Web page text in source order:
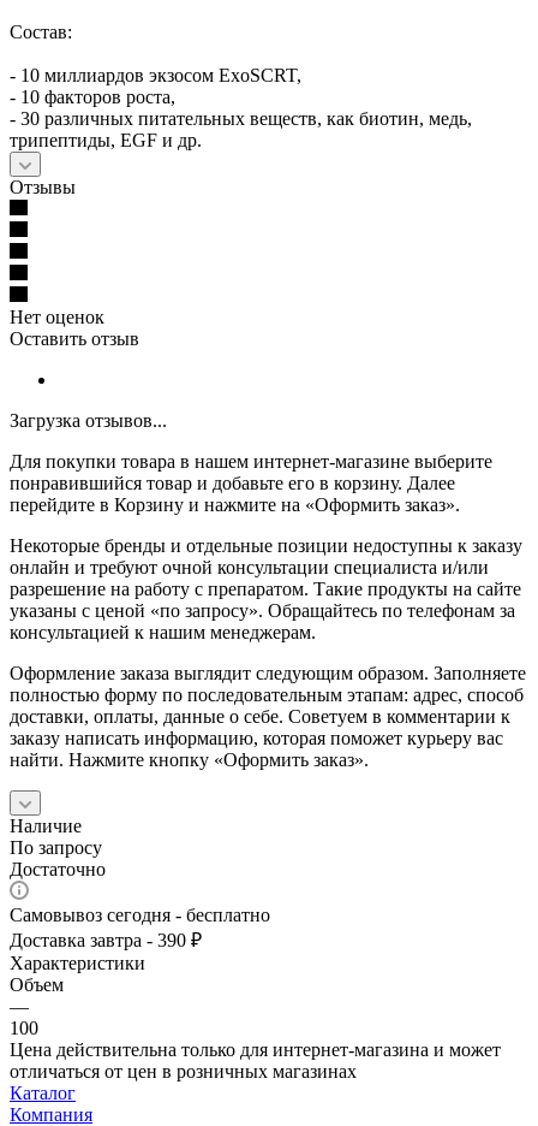
Состав:
- 10 миллиардов экзосом ExoSCRT,
- 10 факторов роста,
- 30 различных питательных веществ, как биотин, медь,
трипептиды, EGF и др.
Отзывы
Нет оценок
Оставить отзыв
Загрузка отзывов...
Для покупки товара в нашем интернет-магазине выберите
понравившийся товар и добавьте его в корзину. Далее
перейдите в Корзину и нажмите на «Оформить заказ».
Некоторые бренды и отдельные позиции недоступны к заказу
онлайн и требуют очной консультации специалиста и/или
разрешение на работу с препаратом. Такие продукты на сайте
указаны с ценой «по запросу». Обращайтесь по телефонам за
консультацией к нашим менеджерам.
Оформление заказа выглядит следующим образом. Заполняете
полностью форму по последовательным этапам: адрес, способ
доставки, оплаты, данные о себе. Советуем в комментарии к
заказу написать информацию, которая поможет курьеру вас
найти. Нажмите кнопку «Оформить заказ».
Наличие
По запросу
Достаточно
Самовывоз сегодня - бесплатно
Доставка завтра - 390 ₽
Характеристики
Объем
—
100
Цена действительна только для интернет-магазина и может
отличаться от цен в розничных магазинах
Каталог
Компания